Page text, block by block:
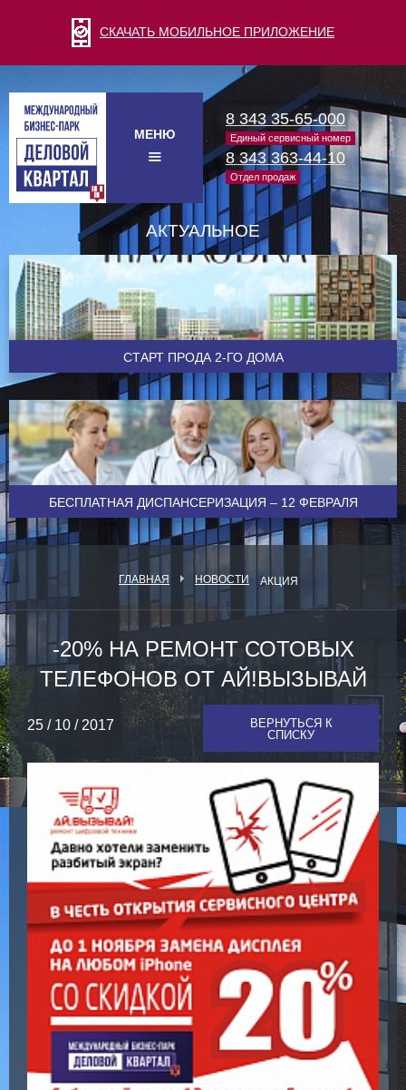
СКАЧАТЬ МОБИЛЬНОЕ ПРИЛОЖЕНИЕ
МЕНЮ
8 343 35-65-000
Единый сервисный номер
8 343 363-44-10
Отдел продаж
АКТУАЛЬНОЕ
CТАРТ ПРОДА 2-ГО ДОМА
БЕСПЛАТНАЯ ДИСПАНСЕРИЗАЦИЯ – 12 ФЕВРАЛЯ
ГЛАВНАЯ НОВОСТИ АКЦИЯ
-20% НА РЕМОНТ СОТОВЫХ
ТЕЛЕФОНОВ ОТ АЙ!ВЫЗЫВАЙ
25 / 10 / 2017
ВЕРНУТЬСЯ К
СПИСКУ